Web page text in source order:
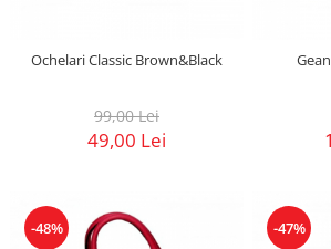
Ochelari Classic Brown&Black
99,00 Lei
49,00 Lei
-48% -47%